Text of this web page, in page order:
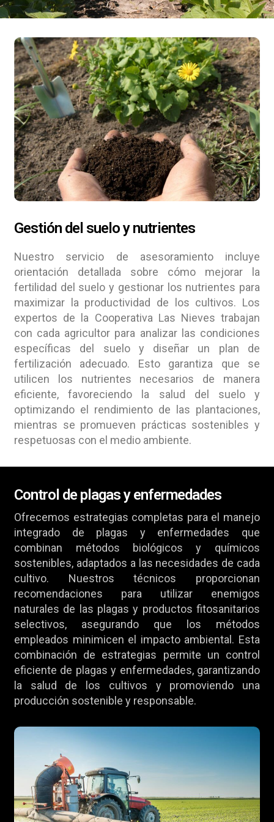
Gestión del suelo y nutrientes
Nuestro servicio de asesoramiento incluye
orientación detallada sobre cómo mejorar la
fertilidad del suelo y gestionar los nutrientes para
maximizar la productividad de los cultivos. Los
expertos de la Cooperativa Las Nieves trabajan
con cada agricultor para analizar las condiciones
específicas del suelo y diseñar un plan de
fertilización adecuado. Esto garantiza que se
utilicen los nutrientes necesarios de manera
eficiente, favoreciendo la salud del suelo y
optimizando el rendimiento de las plantaciones,
mientras se promueven prácticas sostenibles y
respetuosas con el medio ambiente.
Control de plagas y enfermedades
Ofrecemos estrategias completas para el manejo
integrado de plagas y enfermedades que
combinan métodos biológicos y químicos
sostenibles, adaptados a las necesidades de cada
cultivo. Nuestros técnicos proporcionan
recomendaciones para utilizar enemigos
naturales de las plagas y productos fitosanitarios
selectivos, asegurando que los métodos
empleados minimicen el impacto ambiental. Esta
combinación de estrategias permite un control
eficiente de plagas y enfermedades, garantizando
la salud de los cultivos y promoviendo una
producción sostenible y responsable.